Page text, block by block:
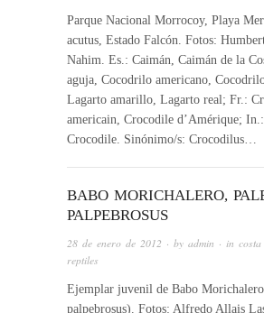
Parque Nacional Morrocoy, Playa
acutus, Estado Falcón. Fotos:
Nahim. Es.: Caimán, Caimán de la
aguja, Cocodrilo americano,
Lagarto amarillo, Lagarto real; Fr.:
americain, Crocodile d’Amérique;
Crocodile. Sinónimo/s: Crocodilus…
BABO MORICHALERO,
PALPEBROSUS
28 de enero de 2012 · by admin · in costa
reptiles
Ejemplar juvenil de Babo
palpebrosus). Fotos: Alfredo Allais